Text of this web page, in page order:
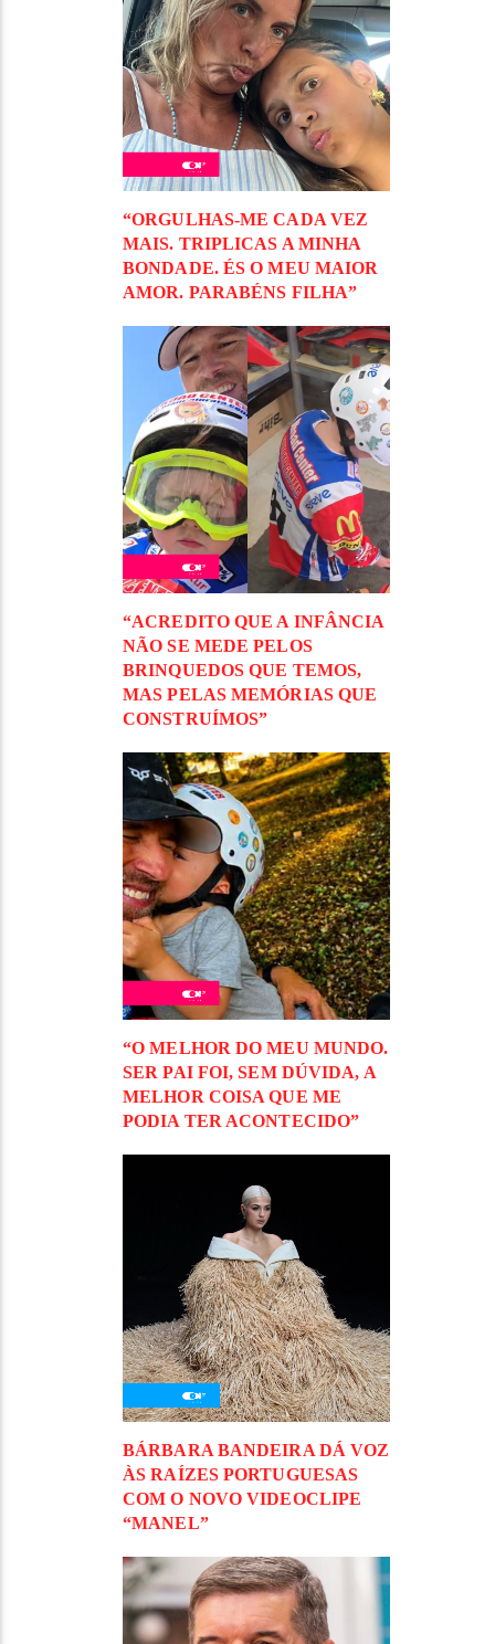
“ORGULHAS-ME CADA VEZ
MAIS. TRIPLICAS A MINHA
BONDADE. ÉS O MEU MAIOR
AMOR. PARABÉNS FILHA”
“ACREDITO QUE A INFÂNCIA
NÃO SE MEDE PELOS
BRINQUEDOS QUE TEMOS,
MAS PELAS MEMÓRIAS QUE
CONSTRUÍMOS”
“O MELHOR DO MEU MUNDO.
SER PAI FOI, SEM DÚVIDA, A
MELHOR COISA QUE ME
PODIA TER ACONTECIDO”
BÁRBARA BANDEIRA DÁ VOZ
ÀS RAÍZES PORTUGUESAS
COM O NOVO VIDEOCLIPE
“MANEL”